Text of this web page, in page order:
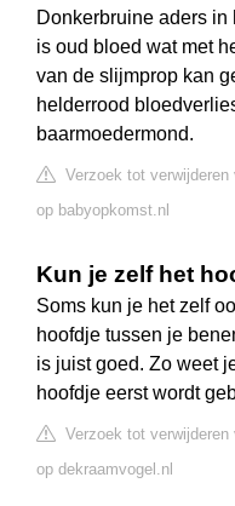
Donkerbruine aders
is oud bloed wat met
van de slijmprop kan
helderrood
baarmoedermond.
Verzoek tot verwijderen
op babyopkomst.nl
Kun je zelf het
Soms kun je het zelf
hoofdje tussen je
is juist goed. Zo weet
hoofdje eerst wordt
Verzoek tot verwijderen
op dekraamvogel.nl